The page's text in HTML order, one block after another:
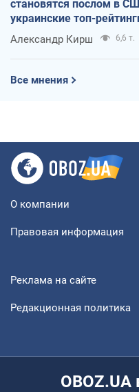
становятся послом в
украинские топ-
Александр Кирш 6,6 т.
Все мнения
О компании
Правовая информация
Реклама на сайте
Редакционная политика
OBOZ.UA